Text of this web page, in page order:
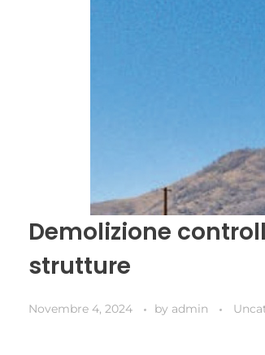
Demolizione
strutture
Novembre 4, 2024 by admin